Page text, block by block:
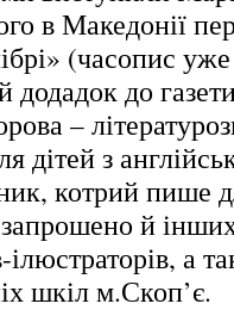
в Македонії
(часопис
додадок до
–
дітей з
котрий пише
й
а
шкіл м.Скоп’є.